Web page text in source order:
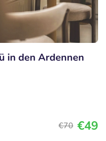
in den Ardennen
€70 €49